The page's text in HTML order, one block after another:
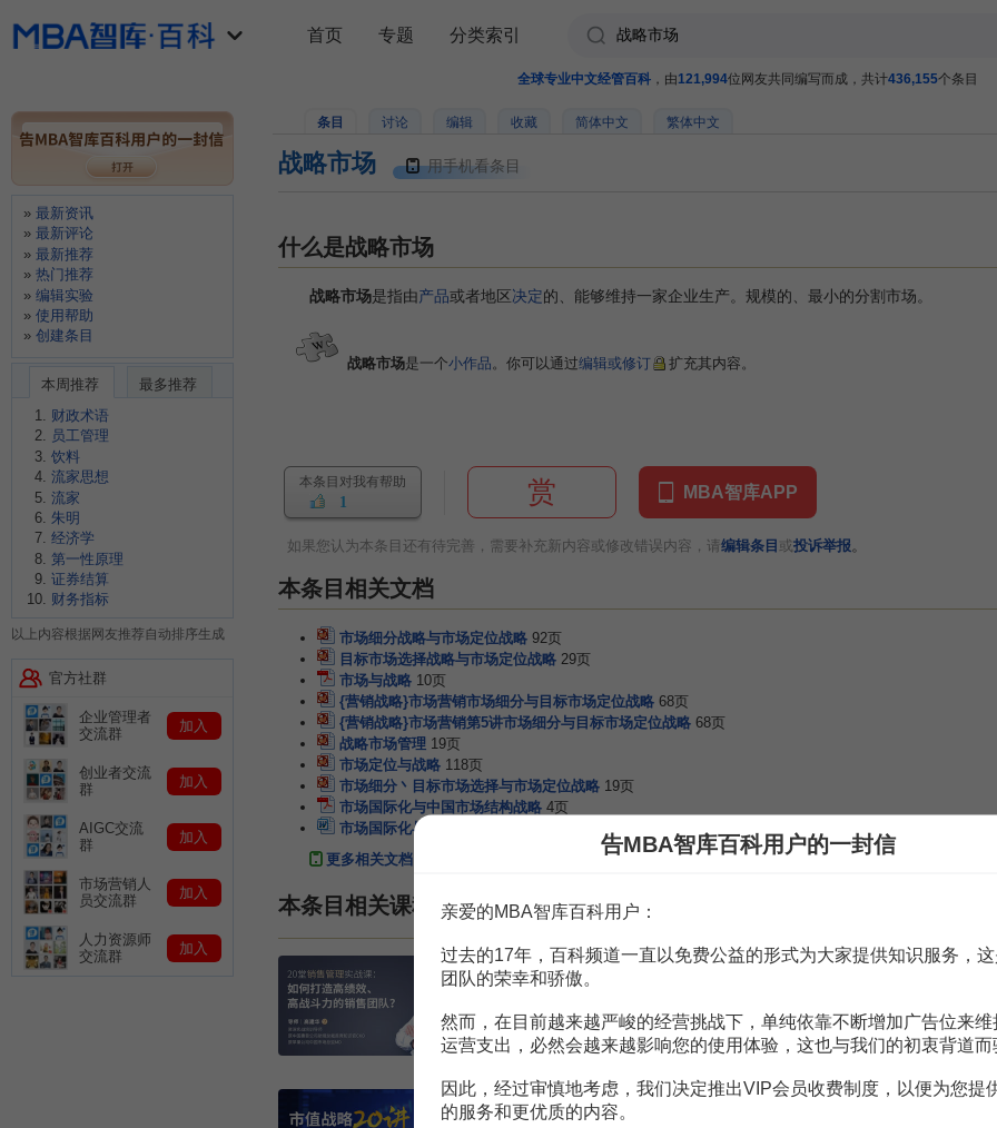
全球专业中文经管百科 ，由121,994位网友共同编写而成，共计436,155个条目
条目 讨论 编辑 收藏 简体中文 繁体中文
战略市场 用手机看条目
什么是战略市场
战略市场是指由产品或者地区决定的、能够维持一家企业生产。规模的、最小的分割市场。
战略市场是一个小作品。你可以通过编辑或修订 扩充其内容。
本条目对我有帮助
1 赏 MBA智库APP
如果您认为本条目还有待完善，需要补充新内容或修改错误内容，请编辑条目 或投诉举报。
本条目相关文档
市场细分战略与市场定位战略 92页
目标市场选择战略与市场定位战略 29页
市场与战略 10页
{营销战略}市场营销市场细分与目标市场定位战略 68页
{营销战略}市场营销第5讲市场细分与目标市场定位战略 68页
战略市场管理 19页
市场定位与战略 118页
市场细分丶目标市场选择与市场定位战略 19页
市场国际化与中国市场结构战略 4页
市场国际化与中国市场结构战略
更多相关文档
本条目相关课程
20堂销售管理实战课——如何打造高绩效、高战斗力的销售团队
¥99 ¥199
市值战略-市值管理数字化战略地图
首页 专题 分类索引
最新资讯
最新评论
最新推荐
热门推荐
编辑实验
使用帮助
创建条目
本周推荐
最多推荐
财政术语
员工管理
饮料
流家思想
流家
朱明
经济学
第一性原理
证券结算
财务指标
以上内容根据网友推荐自动排序生成
官方社群
企业管理者
交流群
加入
创业者交流
群
加入
AIGC交流
群
加入
市场营销人
员交流群
加入
人力资源师
交流群
加入
告MBA智库百科用户的一封信
亲爱的MBA智库百科用户：
过去的17年，百科频道一直以免费公益的形式为大家提供知识服务，
团队的荣幸和骄傲。
然而，在目前越来越严峻的经营挑战下，单纯依靠不断增加广告位来维
运营支出，必然会越来越影响您的使用体验，这也与我们的初衷背道而
因此，经过审慎地考虑，我们决定推出VIP会员收费制度，以便为您提
的服务和更优质的内容。